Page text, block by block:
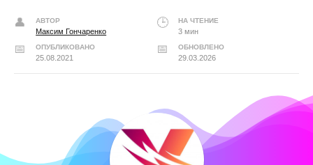
АВТОР
Максим Гончаренко
НА ЧТЕНИЕ
3 мин
ОПУБЛИКОВАНО
25.08.2021
ОБНОВЛЕНО
29.03.2026